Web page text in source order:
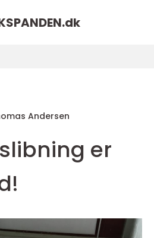
dk
Andersen
er